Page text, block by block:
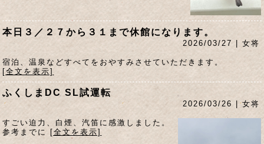
本日３／２７から３１まで休館になります。
2026/03/27 | 女将
宿泊、温泉などすべてをおやすみさせていただきます。
[全文を表示]
ふくしまDC SL試運転
2026/03/26 | 女将
すごい迫力、白煙、汽笛に感激しました。
参考までに
[全文を表示]